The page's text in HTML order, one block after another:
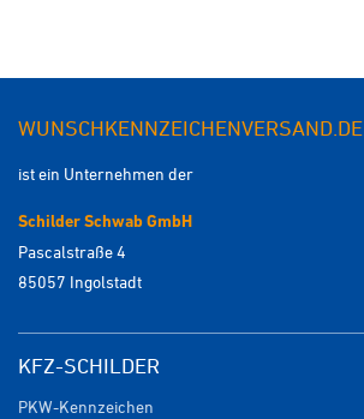
WUNSCHKENNZEICHENVERSAND.DE
ist ein Unternehmen der
Schilder Schwab GmbH
Pascalstraße 4
85057 Ingolstadt
KFZ-SCHILDER
PKW-Kennzeichen